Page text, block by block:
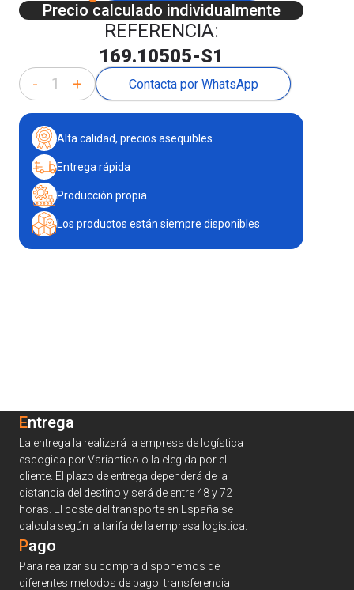
Precio calculado individualmente
REFERENCIA:
169.10505-S1
- + Contacta por WhatsApp
Alta calidad, precios asequibles
Entrega rápida
Producción propia
Los productos están siempre disponibles
Entrega
La entrega la realizará la empresa de logística
escogida por Variantico o la elegida por el
cliente. El plazo de entrega dependerá de la
distancia del destino y será de entre 48 y 72
horas. El coste del transporte en España se
calcula según la tarifa de la empresa logística.
Pago
Para realizar su compra disponemos de
diferentes metodos de pago: transferencia